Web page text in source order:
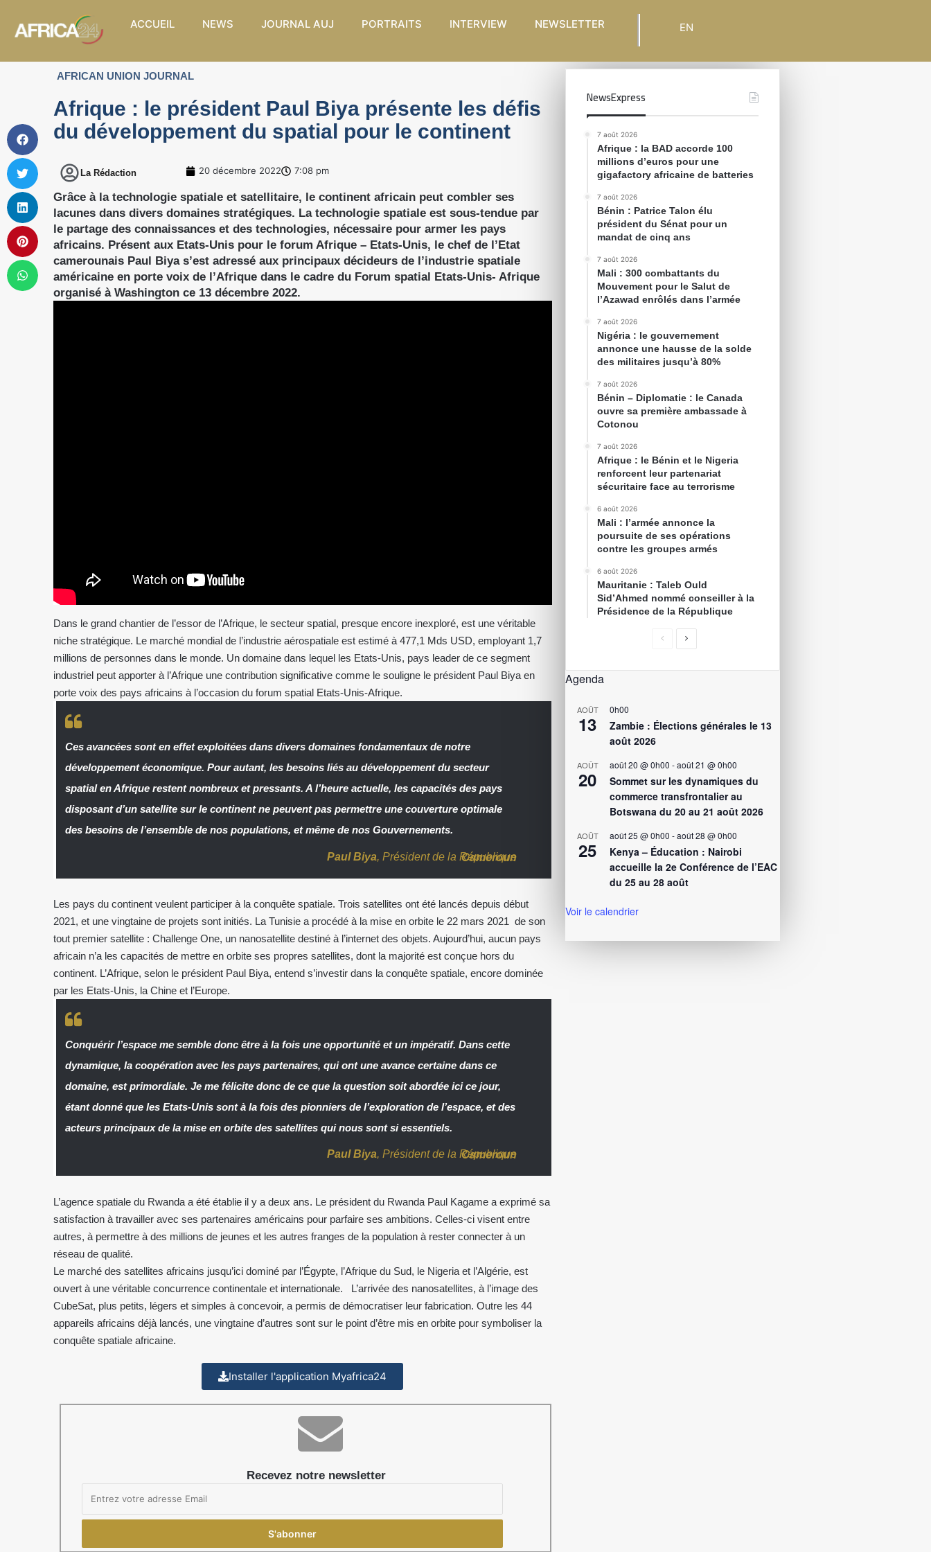
ACCUEIL NEWS JOURNAL AUJ PORTRAITS INTERVIEW NEWSLETTER EN
AFRICAN UNION JOURNAL
Afrique : le président Paul Biya présente les défis
du développement du spatial pour le continent
La Rédaction 20 décembre 2022 7:08 pm
Grâce à la technologie spatiale et satellitaire, le continent africain peut combler ses
lacunes dans divers domaines stratégiques. La technologie spatiale est sous-tendue par
le partage des connaissances et des technologies, nécessaire pour armer les pays
africains. Présent aux Etats-Unis pour le forum Afrique – Etats-Unis, le chef de l’Etat
camerounais Paul Biya s’est adressé aux principaux décideurs de l’industrie spatiale
américaine en porte voix de l’Afrique dans le cadre du Forum spatial Etats-Unis- Afrique
organisé à Washington ce 13 décembre 2022.
Dans le grand chantier de l’essor de l’Afrique, le secteur spatial, presque encore inexploré, est une véritable
niche stratégique. Le marché mondial de l’industrie aérospatiale est estimé à 477,1 Mds USD, employant 1,7
millions de personnes dans le monde. Un domaine dans lequel les Etats-Unis, pays leader de ce segment
industriel peut apporter à l’Afrique une contribution significative comme le souligne le président Paul Biya en
porte voix des pays africains à l’occasion du forum spatial Etats-Unis-Afrique.
Ces avancées sont en effet exploitées dans divers domaines fondamentaux de notre
développement économique. Pour autant, les besoins liés au développement du secteur
spatial en Afrique restent nombreux et pressants. A l’heure actuelle, les capacités des pays
disposant d’un satellite sur le continent ne peuvent pas permettre une couverture optimale
des besoins de l’ensemble de nos populations, et même de nos Gouvernements.
Paul Biya, Président de la République
Cameroun
Les pays du continent veulent participer à la conquête spatiale. Trois satellites ont été lancés depuis début
2021, et une vingtaine de projets sont initiés. La Tunisie a procédé à la mise en orbite le 22 mars 2021 de son
tout premier satellite : Challenge One, un nanosatellite destiné à l’internet des objets. Aujourd’hui, aucun pays
africain n’a les capacités de mettre en orbite ses propres satellites, dont la majorité est conçue hors du
continent. L’Afrique, selon le président Paul Biya, entend s’investir dans la conquête spatiale, encore dominée
par les Etats-Unis, la Chine et l’Europe.
Conquérir l’espace me semble donc être à la fois une opportunité et un impératif. Dans cette
dynamique, la coopération avec les pays partenaires, qui ont une avance certaine dans ce
domaine, est primordiale. Je me félicite donc de ce que la question soit abordée ici ce jour,
étant donné que les Etats-Unis sont à la fois des pionniers de l’exploration de l’espace, et des
acteurs principaux de la mise en orbite des satellites qui nous sont si essentiels.
Paul Biya, Président de la République
Cameroun
L’agence spatiale du Rwanda a été établie il y a deux ans. Le président du Rwanda Paul Kagame a exprimé sa
satisfaction à travailler avec ses partenaires américains pour parfaire ses ambitions. Celles-ci visent entre
autres, à permettre à des millions de jeunes et les autres franges de la population à rester connecter à un
réseau de qualité.
Le marché des satellites africains jusqu’ici dominé par l’Égypte, l’Afrique du Sud, le Nigeria et l’Algérie, est
ouvert à une véritable concurrence continentale et internationale. L’arrivée des nanosatellites, à l’image des
CubeSat, plus petits, légers et simples à concevoir, a permis de démocratiser leur fabrication. Outre les 44
appareils africains déjà lancés, une vingtaine d’autres sont sur le point d’être mis en orbite pour symboliser la
conquête spatiale africaine.
Installer l'application Myafrica24
Recevez notre newsletter
NewsExpress
7 août 2026
Afrique : la BAD accorde 100
millions d’euros pour une
gigafactory africaine de batteries
7 août 2026
Bénin : Patrice Talon élu
président du Sénat pour un
mandat de cinq ans
7 août 2026
Mali : 300 combattants du
Mouvement pour le Salut de
l’Azawad enrôlés dans l’armée
7 août 2026
Nigéria : le gouvernement
annonce une hausse de la solde
des militaires jusqu’à 80%
7 août 2026
Bénin – Diplomatie : le Canada
ouvre sa première ambassade à
Cotonou
7 août 2026
Afrique : le Bénin et le Nigeria
renforcent leur partenariat
sécuritaire face au terrorisme
6 août 2026
Mali : l’armée annonce la
poursuite de ses opérations
contre les groupes armés
6 août 2026
Mauritanie : Taleb Ould
Sid’Ahmed nommé conseiller à la
Présidence de la République
Agenda
AOÛT
13
0h00
Zambie : Élections générales le 13
août 2026
AOÛT
20
août 20 @ 0h00 -août 21 @ 0h00
Sommet sur les dynamiques du
commerce transfrontalier au
Botswana du 20 au 21 août 2026
AOÛT
25
août 25 @ 0h00 -août 28 @ 0h00
Kenya – Éducation : Nairobi
accueille la 2e Conférence de l’EAC
du 25 au 28 août
Voir le calendrier